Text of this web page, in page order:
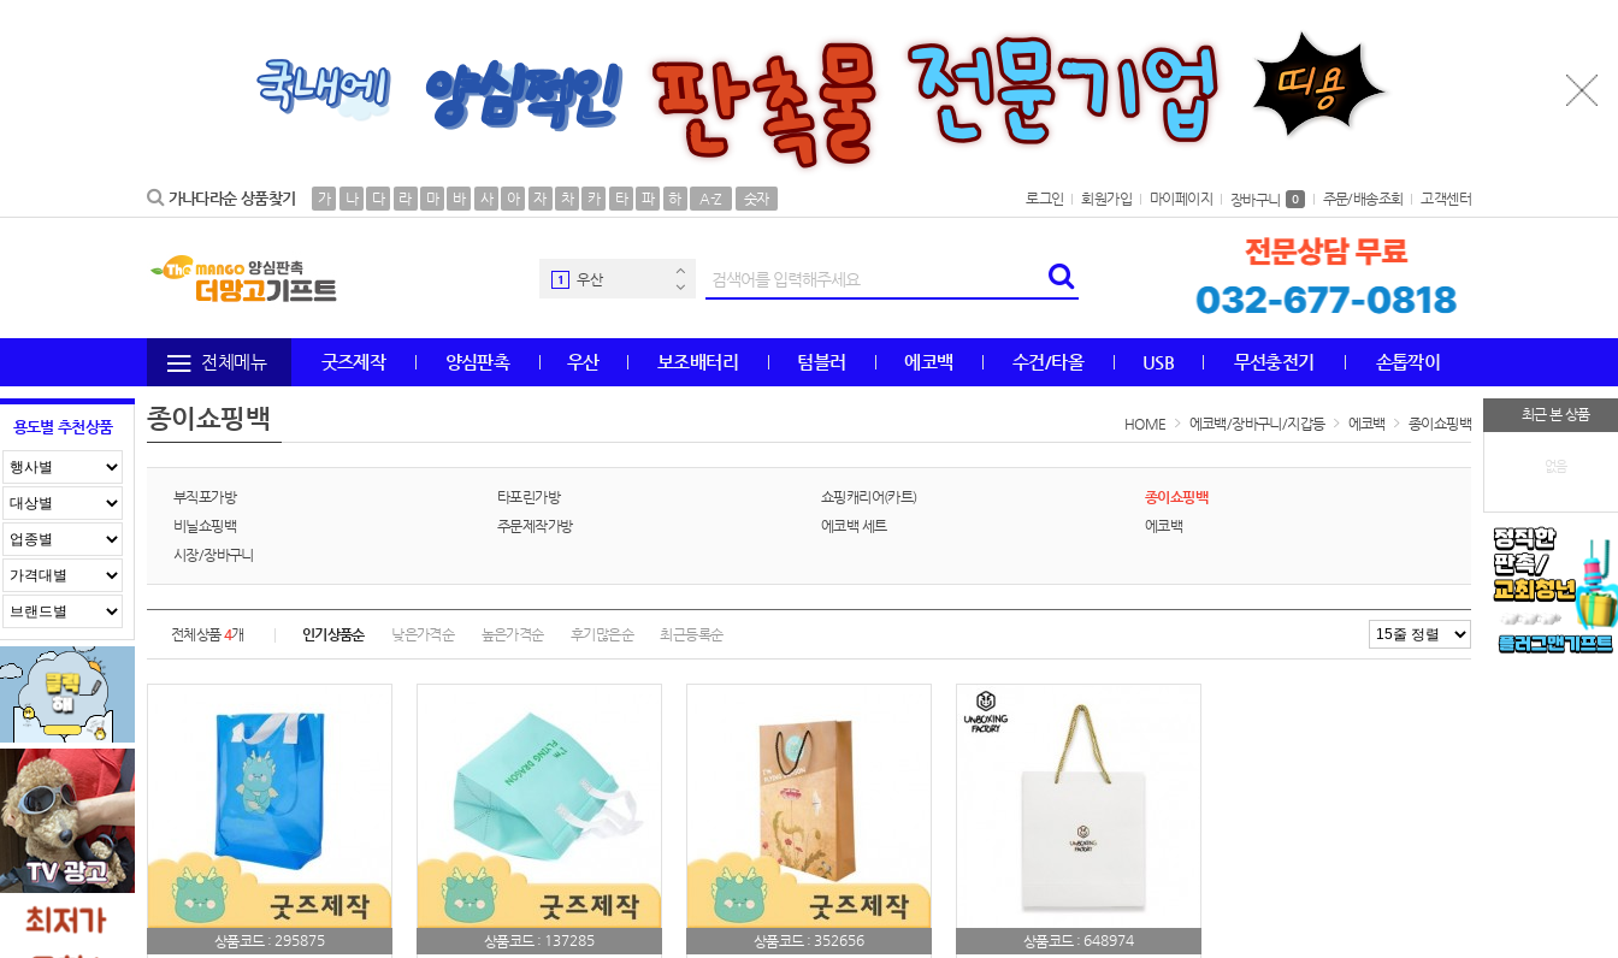
가나다라순 상품찾기 가 나 다 라 마 바 사 아 자 차 카 타 파 하 A-Z 숫자 로그인 회원가입 마이페이지 장바구니 0 주문/배송조회 고객센터
2 AP-100062
4 수건
5 볼펜
6
11 usb
12 보조배터리
13
14 에코백
전체메뉴 굿즈제작 양심판촉 우산 보조배터리 텀블러 에코백 수건/타올 USB 무선충전기 손톱깍이
용도별 추천상품
최근 본 상품
없음
종이쇼핑백 HOME 에코백/장바구니/지갑등 에코백 종이쇼핑백
부직포가방 타포린가방 쇼핑캐리어(카트)
종이쇼핑백
비닐쇼핑백
주문제작가방 에코백 세트
에코백
시장/장바구니
전체상품4개 인기상품순 낮은가격순 높은가격순 후기많은순 최근등록순
상품코드 : 295875 상품코드 : 137285 상품코드 : 352656 상품코드 : 648974